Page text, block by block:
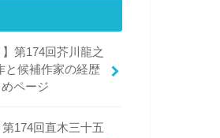
第174回芥川龍之
と候補作家の経歴
ページ
第174回直木三十五